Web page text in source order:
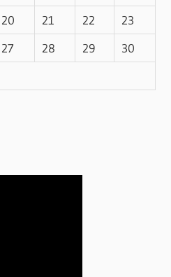
20 21 22
23
27 28 29
30